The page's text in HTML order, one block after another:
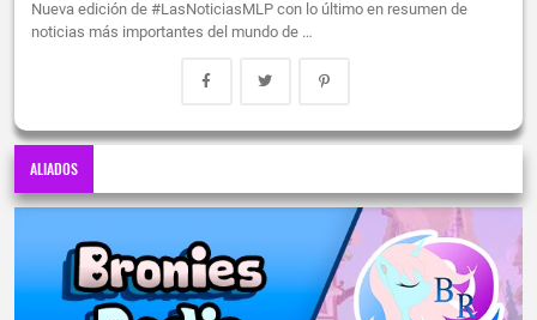
Nueva edición de #LasNoticiasMLP con lo último en resumen de
noticias más importantes del mundo de …
ALIADOS